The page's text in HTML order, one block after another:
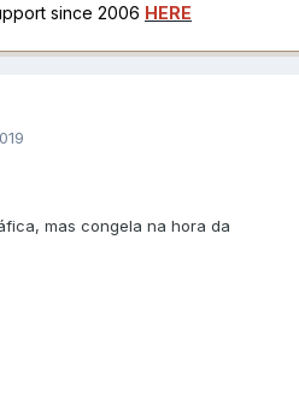
since 2006 HERE
mas congela na hora da